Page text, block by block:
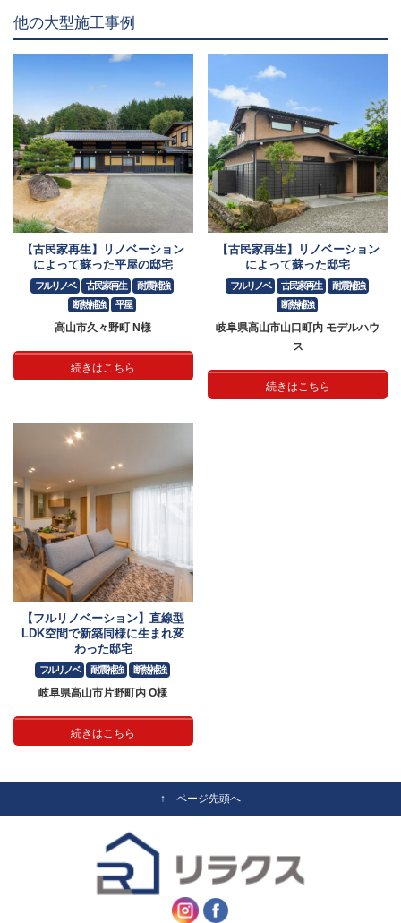
他の大型施工事例
【古民家再生】リノベーション
によって蘇った平屋の邸宅
フルリノベ 古民家再生
耐震補強
断熱補強
平屋
高山市久々野町 N様
続きはこちら
【古民家再生】リノベーション
によって蘇った邸宅
フルリノベ 古民家再生
耐震補強
断熱補強
岐阜県高山市山口町内 モデルハウ
ス
続きはこちら
【フルリノベーション】直線型
LDK空間で新築同様に生まれ変
わった邸宅
フルリノベ 耐震補強 断熱補強
岐阜県高山市片野町内 O様
続きはこちら
↑ ページ先頭へ